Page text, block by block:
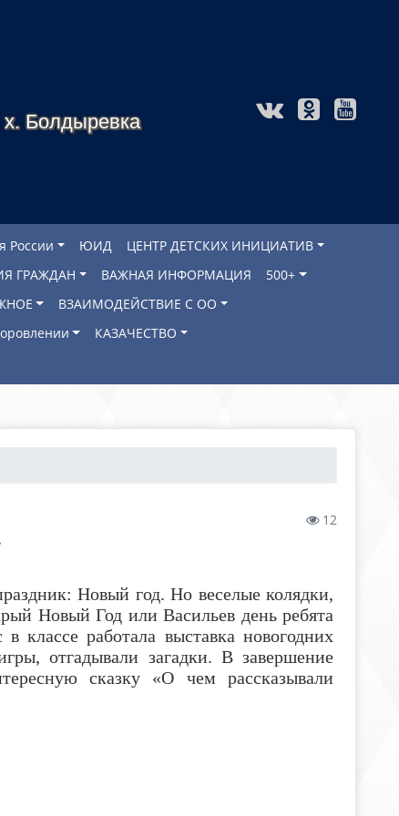
х. Болдыревка
России ЮИД
ЦЕНТР ДЕТСКИХ ИНИЦИАТИВ
ГРАЖДАН ВАЖНАЯ ИНФОРМАЦИЯ
500+
ВЗАИМОДЕЙСТВИЕ С ОО
КАЗАЧЕСТВО
12
Новый год. Но веселые колядки,
Новый Год или Васильев день ребята
работала выставка новогодних
отгадывали загадки. В завершение
сказку «О чем рассказывали